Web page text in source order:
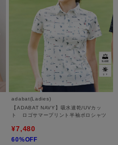
adabat(Ladies)
【ADABAT NAVY】吸水速乾/UVカッ
ト ロゴサマープリント半袖ポロシャツ
¥7,480
60%OFF